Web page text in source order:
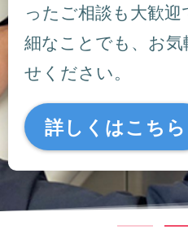
ったご相談も大歓
細なことでも、お
せください。
詳しくはこちら